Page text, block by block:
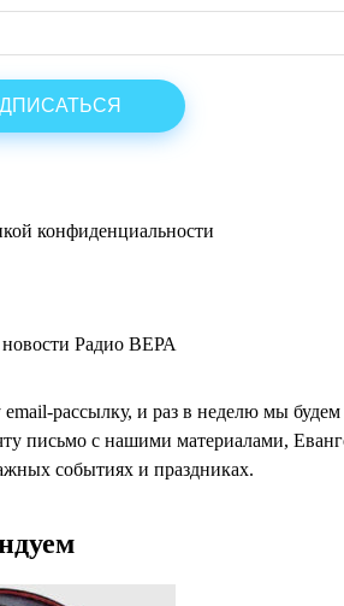
конфиденциальности
новости Радио ВЕРА
рассылку, и раз в неделю мы будем
письмо с нашими материалами,
событиях и праздниках.